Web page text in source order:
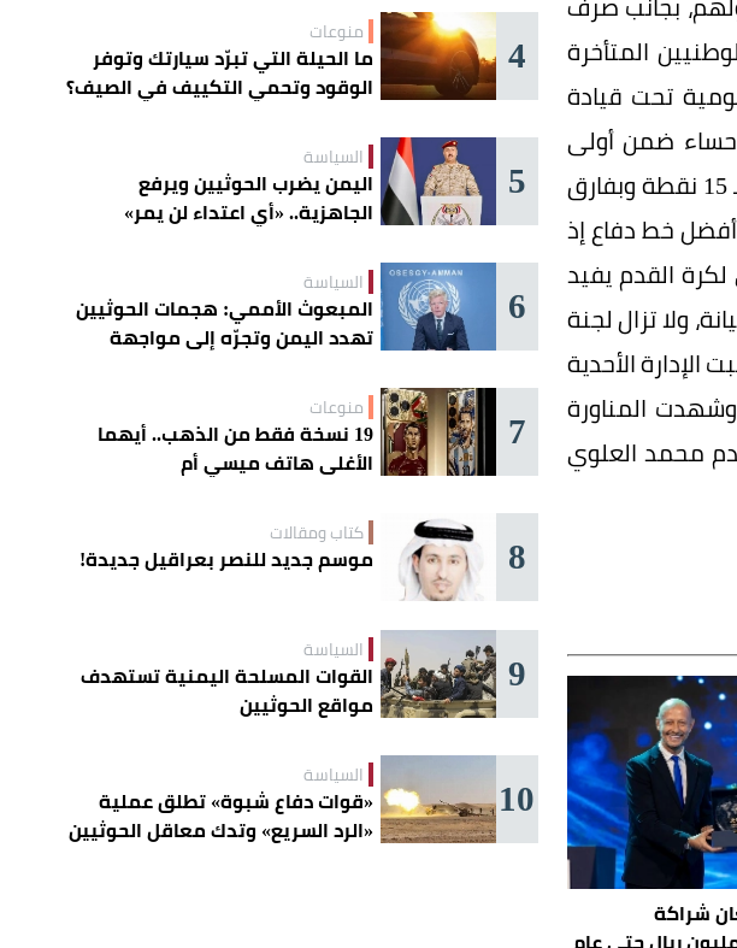
المتأخرة
تحت قيادة
ضمن أولى
لقاءات الجولة السادسة من دوري الدرجة الأولى. بعد تحقيق الفريق للعلامة الكاملة بـ 15 نقطة وبفارق
كما أن الفريق يمتلك أقوى خط هجوم بـ 11 هدفاً وأفضل خط دفاع إذ
القدم يفيد
ولا تزال لجنة
الأحدية
المناورة
محمد العلوي
شراكة
4 منوعات
ما الحيلة التي تبرّد سيارتك وتوفر
الوقود وتحمي التكييف في الصيف؟
5 السياسة
اليمن يضرب الحوثيين ويرفع
الجاهزية.. «أي اعتداء لن يمر»
6 السياسة
المبعوث الأممي: هجمات الحوثيين
تهدد اليمن وتجرّه إلى مواجهة
7 منوعات
19 نسخة فقط من الذهب.. أيهما
الأغلى هاتف ميسي أم
8 كتاب ومقالات
موسم جديد للنصر بعراقيل جديدة!
9 السياسة
القوات المسلحة اليمنية تستهدف
مواقع الحوثيين
10 السياسة
«قوات دفاع شبوة» تطلق عملية
«الرد السريع» وتدك معاقل الحوثيين